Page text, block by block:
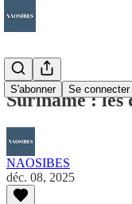
S'abonner Se connecter
Suriname : les
NAOSIBES
déc. 08, 2025